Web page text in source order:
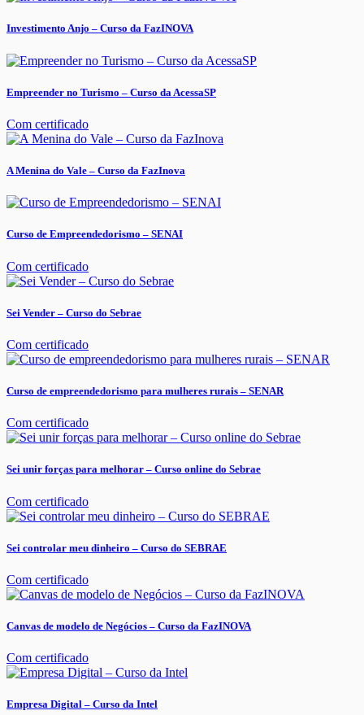
Investimento Anjo – Curso da FazINOVA
Empreender no Turismo – Curso da AcessaSP
Com certificado
A Menina do Vale – Curso da FazInova
Curso de Empreendedorismo – SENAI
Com certificado
Sei Vender – Curso do Sebrae
Com certificado
Curso de empreendedorismo para mulheres rurais – SENAR
Com certificado
Sei unir forças para melhorar – Curso online do Sebrae
Com certificado
Sei controlar meu dinheiro – Curso do SEBRAE
Com certificado
Canvas de modelo de Negócios – Curso da FazINOVA
Com certificado
Empresa Digital – Curso da Intel